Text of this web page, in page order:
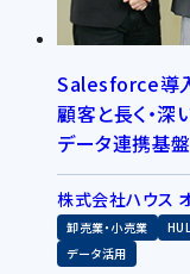
Salesforce導
顧客と長く・
データ連携基
株式会社ハウス
卸売業・小売業
データ活用